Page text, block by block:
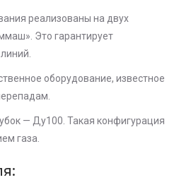
реализованы на двух
Это гарантирует
оборудование, известное
— Ду100. Такая конфигурация
газа.